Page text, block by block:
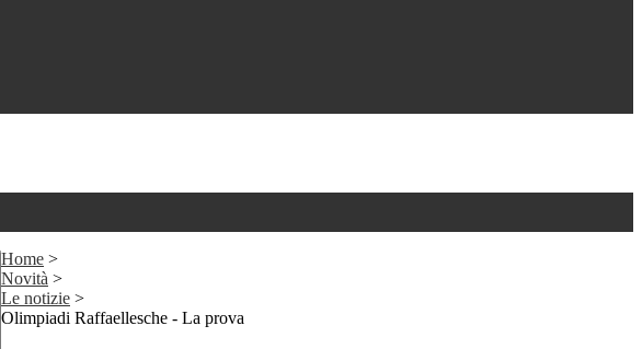
Home >
Novità >
Le notizie >
Olimpiadi Raffaellesche - La prova